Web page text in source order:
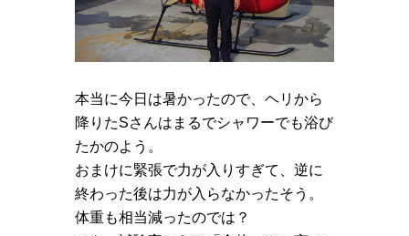
本当に今日は暑かったので、ヘリから
降りたSさんはまるでシャワーでも浴び
たかのよう。
おまけに緊張で力が入りすぎて、逆に
終わった後は力が入らなかったそう。
体重も相当減ったのでは？